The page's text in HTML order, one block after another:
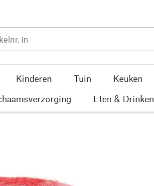
Kinderen Tuin Keuken
Eten & Drinken